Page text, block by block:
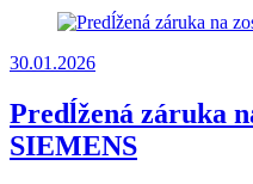
30.01.2026
Predĺžená záruka
SIEMENS